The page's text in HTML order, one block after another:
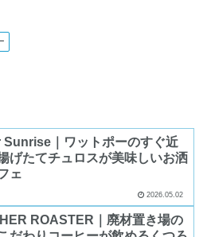
Sunrise｜ワットポーのすぐ近
げたてチュロスが美味しいお洒
ェ
2026.05.02
ROASTER｜廃材置き場の